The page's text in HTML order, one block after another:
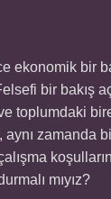
bir
bir bakış
toplumdaki
aynı zamanda
mıyız?